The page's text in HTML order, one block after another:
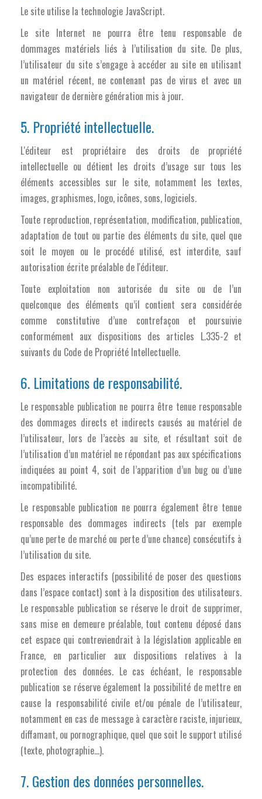
Le site utilise la technologie JavaScript.
Le site Internet ne pourra être tenu responsable de
dommages matériels liés à l’utilisation du site. De plus,
l’utilisateur du site s’engage à accéder au site en utilisant
un matériel récent, ne contenant pas de virus et avec un
navigateur de dernière génération mis à jour.
5. Propriété intellectuelle.
L'éditeur est propriétaire des droits de propriété
intellectuelle ou détient les droits d’usage sur tous les
éléments accessibles sur le site, notamment les textes,
images, graphismes, logo, icônes, sons, logiciels.
Toute reproduction, représentation, modification, publication,
adaptation de tout ou partie des éléments du site, quel que
soit le moyen ou le procédé utilisé, est interdite, sauf
autorisation écrite préalable de l'éditeur.
Toute exploitation non autorisée du site ou de l’un
quelconque des éléments qu’il contient sera considérée
comme constitutive d’une contrefaçon et poursuivie
conformément aux dispositions des articles L.335-2 et
suivants du Code de Propriété Intellectuelle.
6. Limitations de responsabilité.
Le responsable publication ne pourra être tenue responsable
des dommages directs et indirects causés au matériel de
l’utilisateur, lors de l’accès au site, et résultant soit de
l’utilisation d’un matériel ne répondant pas aux spécifications
indiquées au point 4, soit de l’apparition d’un bug ou d’une
incompatibilité.
Le responsable publication ne pourra également être tenue
responsable des dommages indirects (tels par exemple
qu’une perte de marché ou perte d’une chance) consécutifs à
l’utilisation du site.
Des espaces interactifs (possibilité de poser des questions
dans l’espace contact) sont à la disposition des utilisateurs.
Le responsable publication se réserve le droit de supprimer,
sans mise en demeure préalable, tout contenu déposé dans
cet espace qui contreviendrait à la législation applicable en
France, en particulier aux dispositions relatives à la
protection des données. Le cas échéant, le responsable
publication se réserve également la possibilité de mettre en
cause la responsabilité civile et/ou pénale de l’utilisateur,
notamment en cas de message à caractère raciste, injurieux,
diffamant, ou pornographique, quel que soit le support utilisé
(texte, photographie…).
7. Gestion des données personnelles.